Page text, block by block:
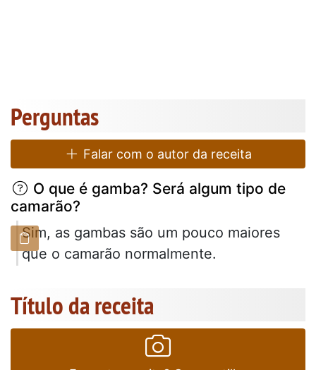
Perguntas
Falar com o autor da receita
O que é gamba? Será algum tipo de
camarão?
Sim, as gambas são um pouco maiores
que o camarão normalmente.
Título da receita